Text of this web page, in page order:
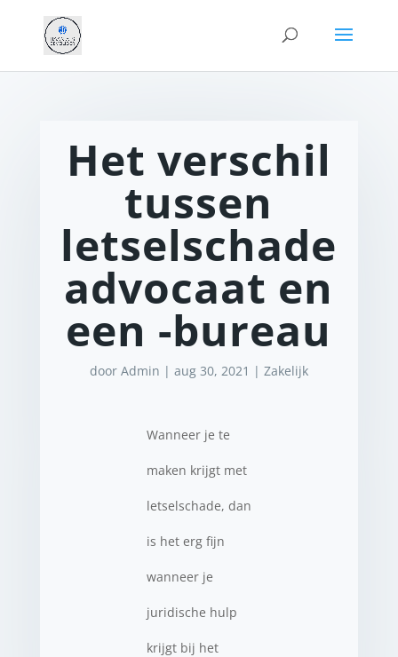
Het verschil
tussen
letselschade
advocaat en
een -bureau
door Admin | aug 30, 2021 | Zakelijk
Wanneer je te
maken krijgt met
letselschade, dan
is het erg fijn
wanneer je
juridische hulp
krijgt bij het